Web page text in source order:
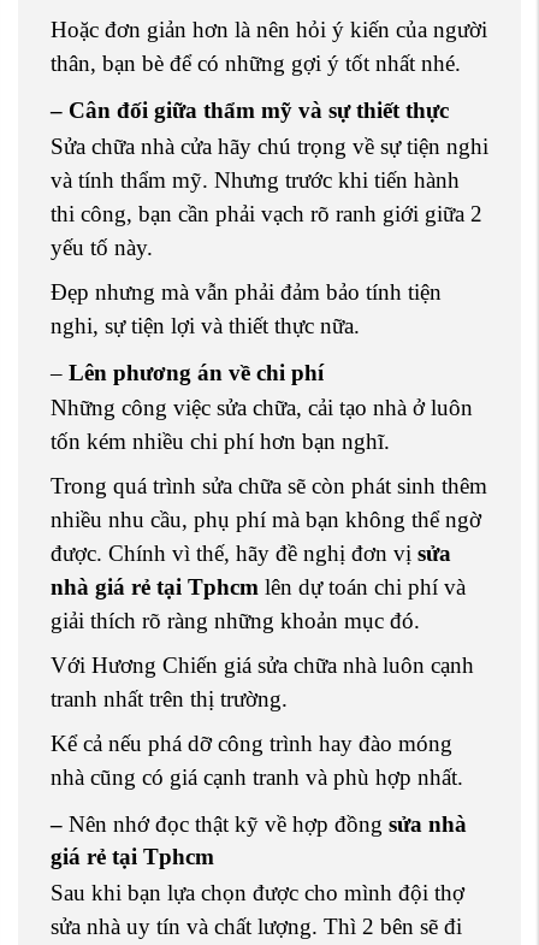
Hoặc đơn giản hơn là nên hỏi ý kiến của người
thân, bạn bè để có những gợi ý tốt nhất nhé.
– Cân đối giữa thẩm mỹ và sự thiết thực
Sửa chữa nhà cửa hãy chú trọng về sự tiện nghi
và tính thẩm mỹ. Nhưng trước khi tiến hành
thi công, bạn cần phải vạch rõ ranh giới giữa 2
yếu tố này.
Đẹp nhưng mà vẫn phải đảm bảo tính tiện
nghi, sự tiện lợi và thiết thực nữa.
– Lên phương án về chi phí
Những công việc sửa chữa, cải tạo nhà ở luôn
tốn kém nhiều chi phí hơn bạn nghĩ.
Trong quá trình sửa chữa sẽ còn phát sinh thêm
nhiều nhu cầu, phụ phí mà bạn không thể ngờ
được. Chính vì thế, hãy đề nghị đơn vị sửa
nhà giá rẻ tại Tphcm lên dự toán chi phí và
giải thích rõ ràng những khoản mục đó.
Với Hương Chiến giá sửa chữa nhà luôn cạnh
tranh nhất trên thị trường.
Kể cả nếu phá dỡ công trình hay đào móng
nhà cũng có giá cạnh tranh và phù hợp nhất.
– Nên nhớ đọc thật kỹ về hợp đồng sửa nhà
giá rẻ tại Tphcm
Sau khi bạn lựa chọn được cho mình đội thợ
sửa nhà uy tín và chất lượng. Thì 2 bên sẽ đi